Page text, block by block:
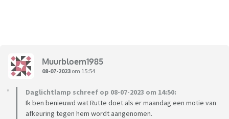
Muurbloem1985
08-07-2023 om 15:54
Daglichtlamp schreef op 08-07-2023 om 14:50:
Ik ben benieuwd wat Rutte doet als er maandag een motie van
afkeuring tegen hem wordt aangenomen.